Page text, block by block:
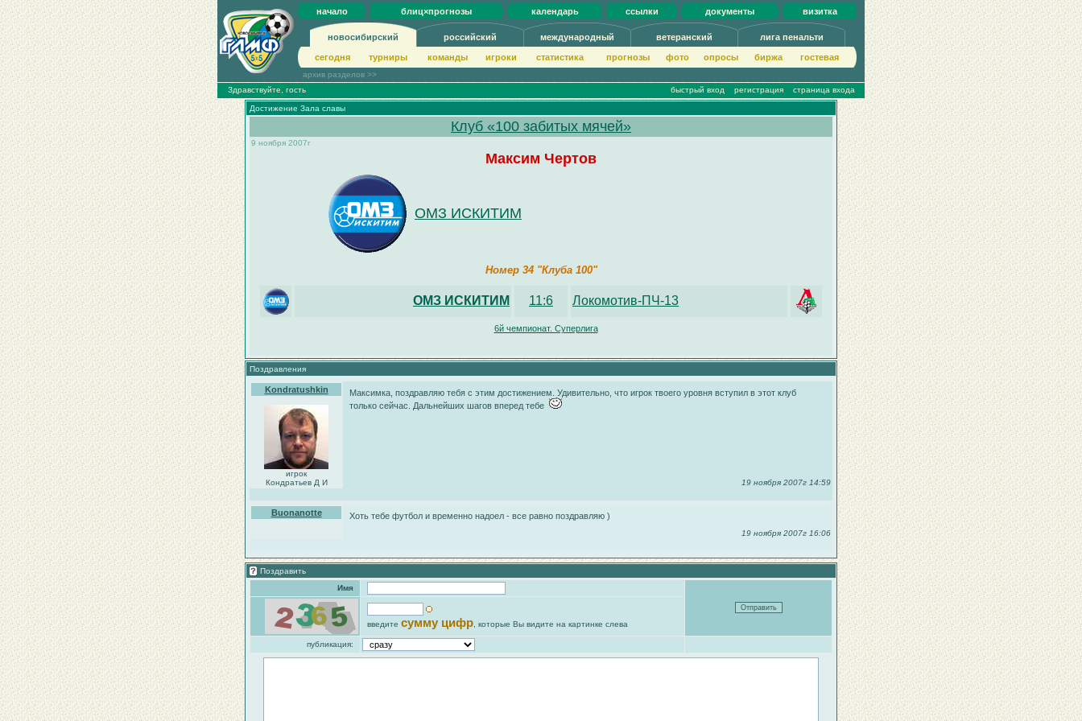
начало блиц×прогнозы календарь ссылки документы визитка
новосибирский российский международный ветеранский лига пенальти
сегодня турниры команды игроки статистика прогнозы фото опросы биржа гoстeвая
архив разделов >>
Здравствуйте, гость
быстрый вход регистрация страница входа
Достижение Зала славы
Клуб «100 забитых мячей»
9 ноября 2007г
Максим Чертов
ОМЗ ИСКИТИМ
Номер 34 "Клуба 100"
ОМЗ ИСКИТИМ 11:6 Локомотив-ПЧ-13
6й чемпионат. Суперлига
Поздравления
Kondratushkin
игрок
Кондратьев Д И
Максимка, поздравляю тебя с этим достижением. Удивительно, что игрок твоего уровня вступил в этот клуб
только сейчас. Дальнейших шагов вперед тебе
19 ноября 2007г 14:59
Buonanotte Хоть тебе футбол и временно надоел - все равно поздравляю )
19 ноября 2007г 16:06
Поздравить
Имя
введите сумму цифр , которые Вы видите на картинке слева
публикация: